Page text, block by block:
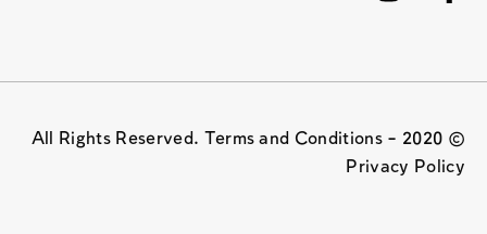
© 2020 All Rights Reserved. Terms and Conditions –
Privacy Policy